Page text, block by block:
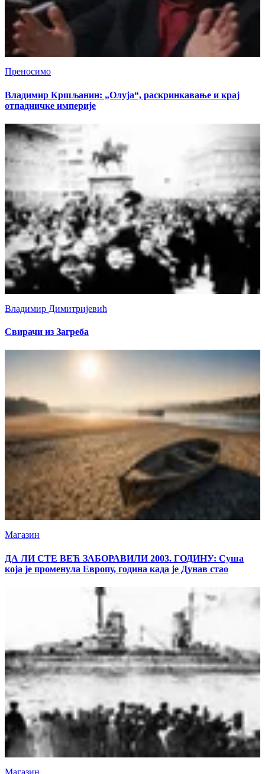
Преносимо
Владимир Кршљанин: „Олуја“, раскринкавање и крај
отпадничке империје
Владимир Димитријевић
Свирачи из Загреба
Магазин
ДА ЛИ СТЕ ВЕЋ ЗАБОРАВИЛИ 2003. ГОДИНУ: Суша
која је променула Европу, година када је Дунав стао
Магазин